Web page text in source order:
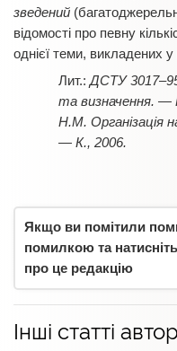
зведений
відомості про певну
однієї теми, викладених у
ДСТУ 3017–
та визначення. —
Н.М. Організація
— К., 2006.
Якщо ви помітили
помилкою та
про це редакцію
Інші статті